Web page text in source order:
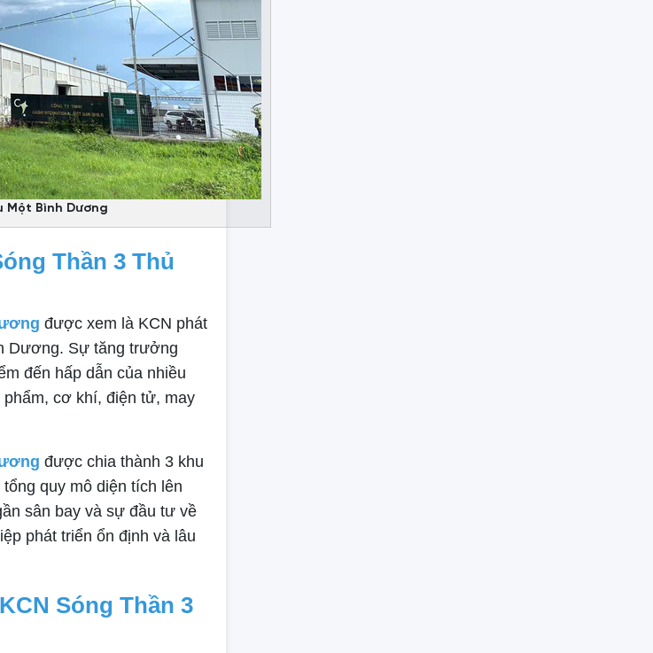
Một Bình Dương
Thần 3 Thủ
được xem là KCN phát
Dương. Sự tăng trưởng
đến hấp dẫn của nhiều
cơ khí, điện tử, may
được chia thành 3 khu
quy mô diện tích lên
sân bay và sự đầu tư về
phát triển ổn định và lâu
Sóng Thần 3